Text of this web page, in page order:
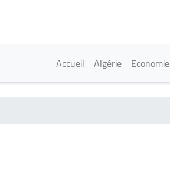
Main navigation
Accueil Algérie Economie